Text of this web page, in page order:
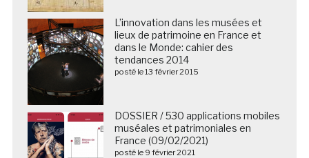
L’innovation dans les musées et
lieux de patrimoine en France et
dans le Monde: cahier des
tendances 2014
posté le 13 février 2015
DOSSIER / 530 applications mobiles
muséales et patrimoniales en
France (09/02/2021)
posté le 9 février 2021